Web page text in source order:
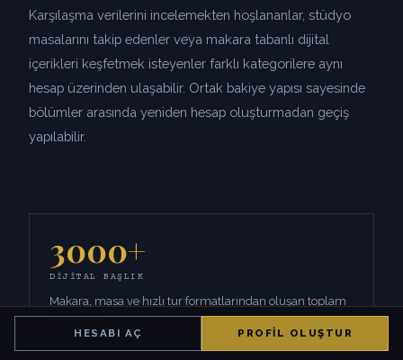
Karşılaşma verilerini incelemekten hoşlananlar, stüdyo
masalarını takip edenler veya makara tabanlı dijital
içerikleri keşfetmek isteyenler farklı kategorilere aynı
hesap üzerinden ulaşabilir. Ortak bakiye yapısı sayesinde
bölümler arasında yeniden hesap oluşturmadan geçiş
yapılabilir.
3000+
DIJITAL BAŞLIK
Makara, masa ve hızlı tur formatlarından oluşan toplam
koleksiyon.
HESABI AÇ PROFIL OLUŞTUR